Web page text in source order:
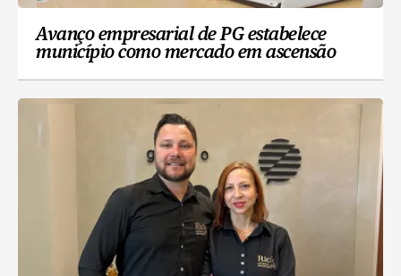
Avanço empresarial de PG estabelece
município como mercado em ascensão